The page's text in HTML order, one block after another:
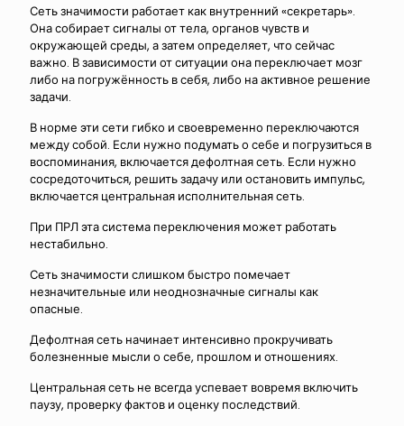
Сеть значимости работает как внутренний «секретарь».
Она собирает сигналы от тела, органов чувств и
окружающей среды, а затем определяет, что сейчас
важно. В зависимости от ситуации она переключает мозг
либо на погружённость в себя, либо на активное решение
задачи.
В норме эти сети гибко и своевременно переключаются
между собой. Если нужно подумать о себе и погрузиться в
воспоминания, включается дефолтная сеть. Если нужно
сосредоточиться, решить задачу или остановить импульс,
включается центральная исполнительная сеть.
При ПРЛ эта система переключения может работать
нестабильно.
Сеть значимости слишком быстро помечает
незначительные или неоднозначные сигналы как
опасные.
Дефолтная сеть начинает интенсивно прокручивать
болезненные мысли о себе, прошлом и отношениях.
Центральная сеть не всегда успевает вовремя включить
паузу, проверку фактов и оценку последствий.